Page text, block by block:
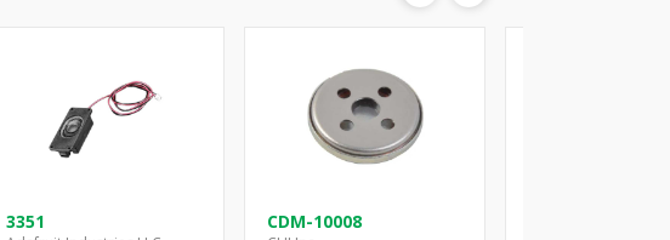
3351 CDM-10008